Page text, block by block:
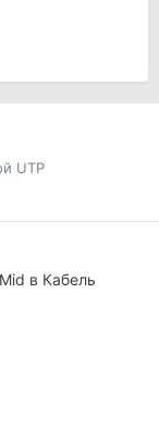
UTP
в Кабель